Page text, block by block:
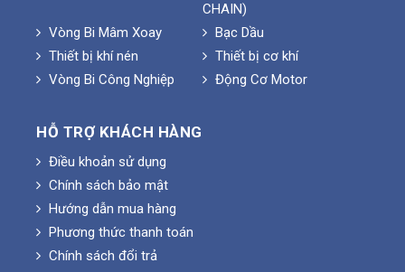
CHAIN)
Vòng Bi Mâm Xoay
Bạc Dầu
Thiết bị khí nén
Thiết bị cơ khí
Vòng Bi Công Nghiệp
Động Cơ Motor
HỖ TRỢ KHÁCH HÀNG
Điều khoản sử dụng
Chính sách bảo mật
Hướng dẫn mua hàng
Phương thức thanh toán
Chính sách đổi trả